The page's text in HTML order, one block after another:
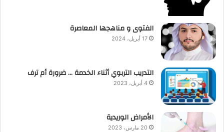
الفتوى و مناهجها المعاصرة
17 أبريل، 2024
التدريب التربوي أثناء الخدمة … ضرورة أم ترف
4 أبريل، 2023
الأمراض الوريدية
20 مارس، 2023